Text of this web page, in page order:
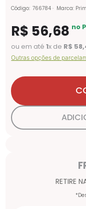
Código: 766784 Marca:
R$ 56,68 no
ou em até1x de R$ 58,
Outras opções de